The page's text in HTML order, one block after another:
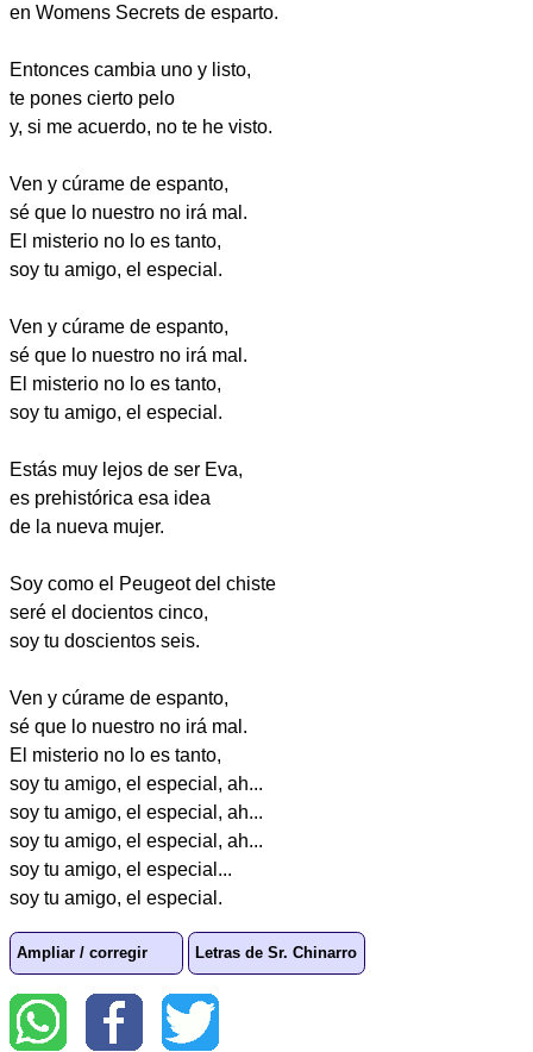
en Womens Secrets de esparto.
Entonces cambia uno y listo,
te pones cierto pelo
y, si me acuerdo, no te he visto.
Ven y cúrame de espanto,
sé que lo nuestro no irá mal.
El misterio no lo es tanto,
soy tu amigo, el especial.
Ven y cúrame de espanto,
sé que lo nuestro no irá mal.
El misterio no lo es tanto,
soy tu amigo, el especial.
Estás muy lejos de ser Eva,
es prehistórica esa idea
de la nueva mujer.
Soy como el Peugeot del chiste
seré el docientos cinco,
soy tu doscientos seis.
Ven y cúrame de espanto,
sé que lo nuestro no irá mal.
El misterio no lo es tanto,
soy tu amigo, el especial, ah...
soy tu amigo, el especial, ah...
soy tu amigo, el especial, ah...
soy tu amigo, el especial...
soy tu amigo, el especial.
Ampliar / corregir Letras de Sr. Chinarro